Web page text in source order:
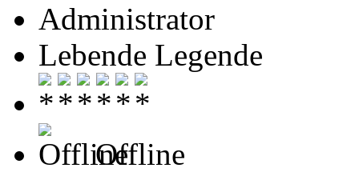
Administrator
Lebende Legende
Offline